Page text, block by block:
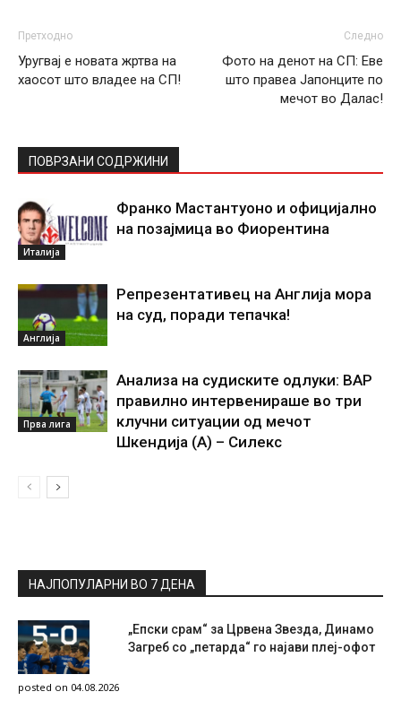
Претходно
Уругвај е новата жртва на
хаосот што владее на СП!
Следно
Фото на денот на СП: Еве
што правеа Јапонците по
мечот во Далас!
ПОВРЗАНИ СОДРЖИНИ
Италија
Франко Мастантуоно и официјално
на позајмица во Фиорентина
Англија
Репрезентативец на Англија мора
на суд, поради тепачка!
Прва лига
Анализа на судиските одлуки: ВАР
правилно интервенираше во три
клучни ситуации од мечот
Шкендија (А) – Силекс
НАЈПОПУЛАРНИ ВО 7 ДЕНА
„Епски срам“ за Црвена Звезда, Динамо
Загреб со „петарда“ го најави плеј-офот
posted on 04.08.2026